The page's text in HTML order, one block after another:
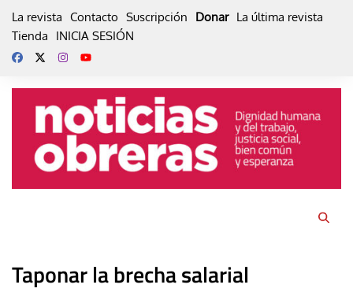
La revista Contacto Suscripción Donar La última revista
Tienda
INICIA SESIÓN
Taponar la brecha salarial